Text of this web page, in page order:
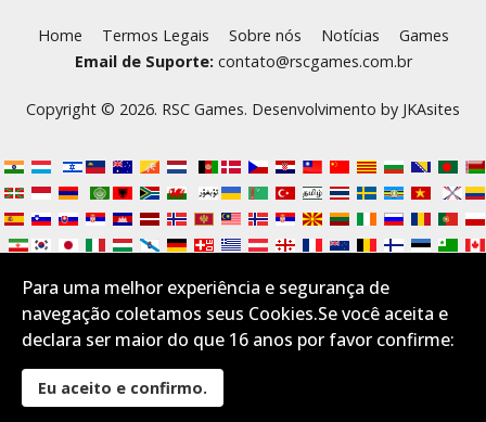
Home Termos Legais Sobre nós Notícias
Games
Email de Suporte: contato@rscgames.com.br
Copyright © 2026. RSC Games. Desenvolvimento by JKAsites
Desktop Layout
Para uma melhor experiência e segurança de
navegação coletamos seus Cookies.Se você aceita e
declara ser maior do que 16 anos por favor confirme:
Eu aceito e confirmo.